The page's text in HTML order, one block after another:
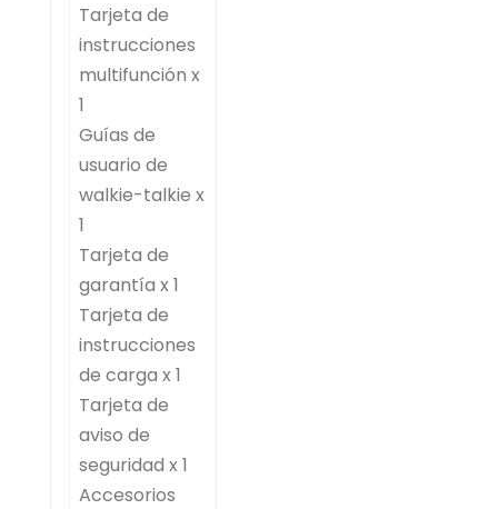
Tarjeta de
instrucciones
multifunción x
1
Guías de
usuario de
walkie-talkie x
1
Tarjeta de
garantía x 1
Tarjeta de
instrucciones
de carga x 1
Tarjeta de
aviso de
seguridad x 1
Accesorios